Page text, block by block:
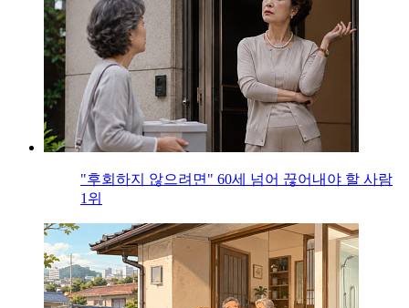
"후회하지 않으려면" 60세 넘어 끊어내야 할 사람
1위